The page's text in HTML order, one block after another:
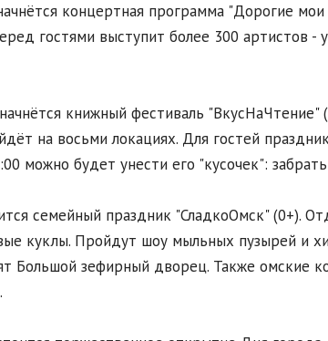
концертная программа "Дорогие мои
гостями выступит более 300 артистов -
книжный фестиваль "ВкусНаЧтение"
на восьми локациях. Для гостей
можно будет унести его "кусочек":
семейный праздник "СладкоОмск" (0+).
куклы. Пройдут шоу мыльных пузырей и
Большой зефирный дворец. Также омские